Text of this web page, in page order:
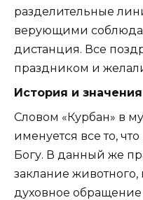
разделительные
верующими
дистанция. Все
праздником и
История и
Словом «Курбан» в
именуется все то,
Богу. В данный же
заклание
духовное обращение